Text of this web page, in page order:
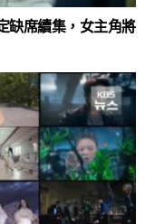
缺席續集，女主角將